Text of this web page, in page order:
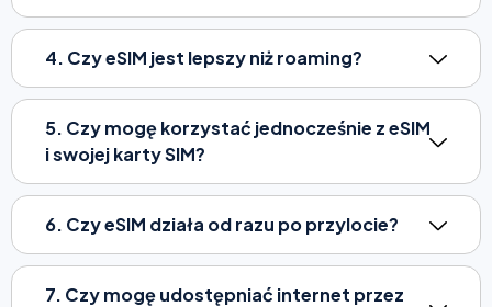
4. Czy eSIM jest lepszy niż roaming?
5. Czy mogę korzystać jednocześnie z eSIM
i swojej karty SIM?
6. Czy eSIM działa od razu po przylocie?
7. Czy mogę udostępniać internet przez